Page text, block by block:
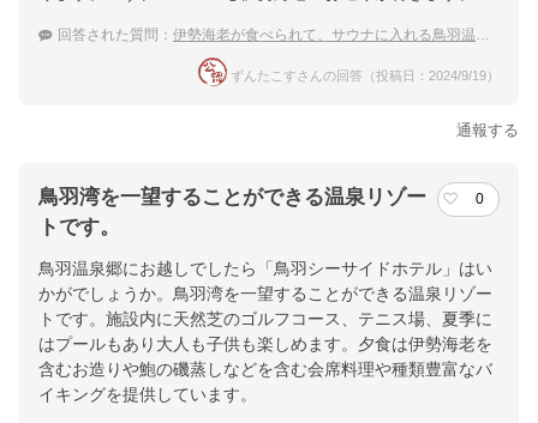
回答された質問： 伊勢海老が食べられて、サウナに入れる鳥羽温泉の宿を教えてください
ずんたこすさんの回答（投稿日：2024/9/19）
通報する
鳥羽湾を一望することができる温泉リゾー
トです。
0
鳥羽温泉郷にお越しでしたら「鳥羽シーサイドホテル」はい
かがでしょうか。鳥羽湾を一望することができる温泉リゾー
トです。施設内に天然芝のゴルフコース、テニス場、夏季に
はプールもあり大人も子供も楽しめます。夕食は伊勢海老を
含むお造りや鮑の磯蒸しなどを含む会席料理や種類豊富なバ
イキングを提供しています。